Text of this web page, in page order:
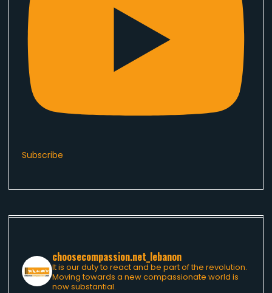
Subscribe
choosecompassion.net_lebanon
It is our duty to react and be part of the revolution.
Moving towards a new compassionate world is
now substantial.